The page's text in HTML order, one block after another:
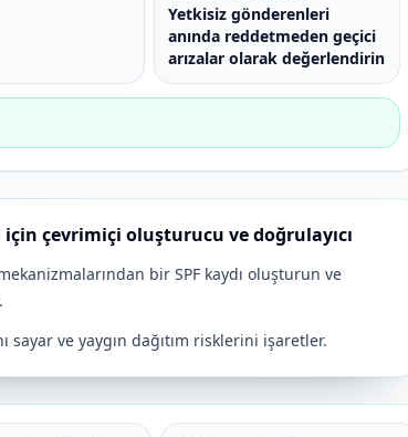
Yetkisiz gönderenleri
anında reddetmeden geçici
arızalar olarak değerlendirin
için çevrimiçi oluşturucu ve doğrulayıcı
bir SPF kaydı oluşturun ve
sayar ve yaygın dağıtım risklerini işaretler.